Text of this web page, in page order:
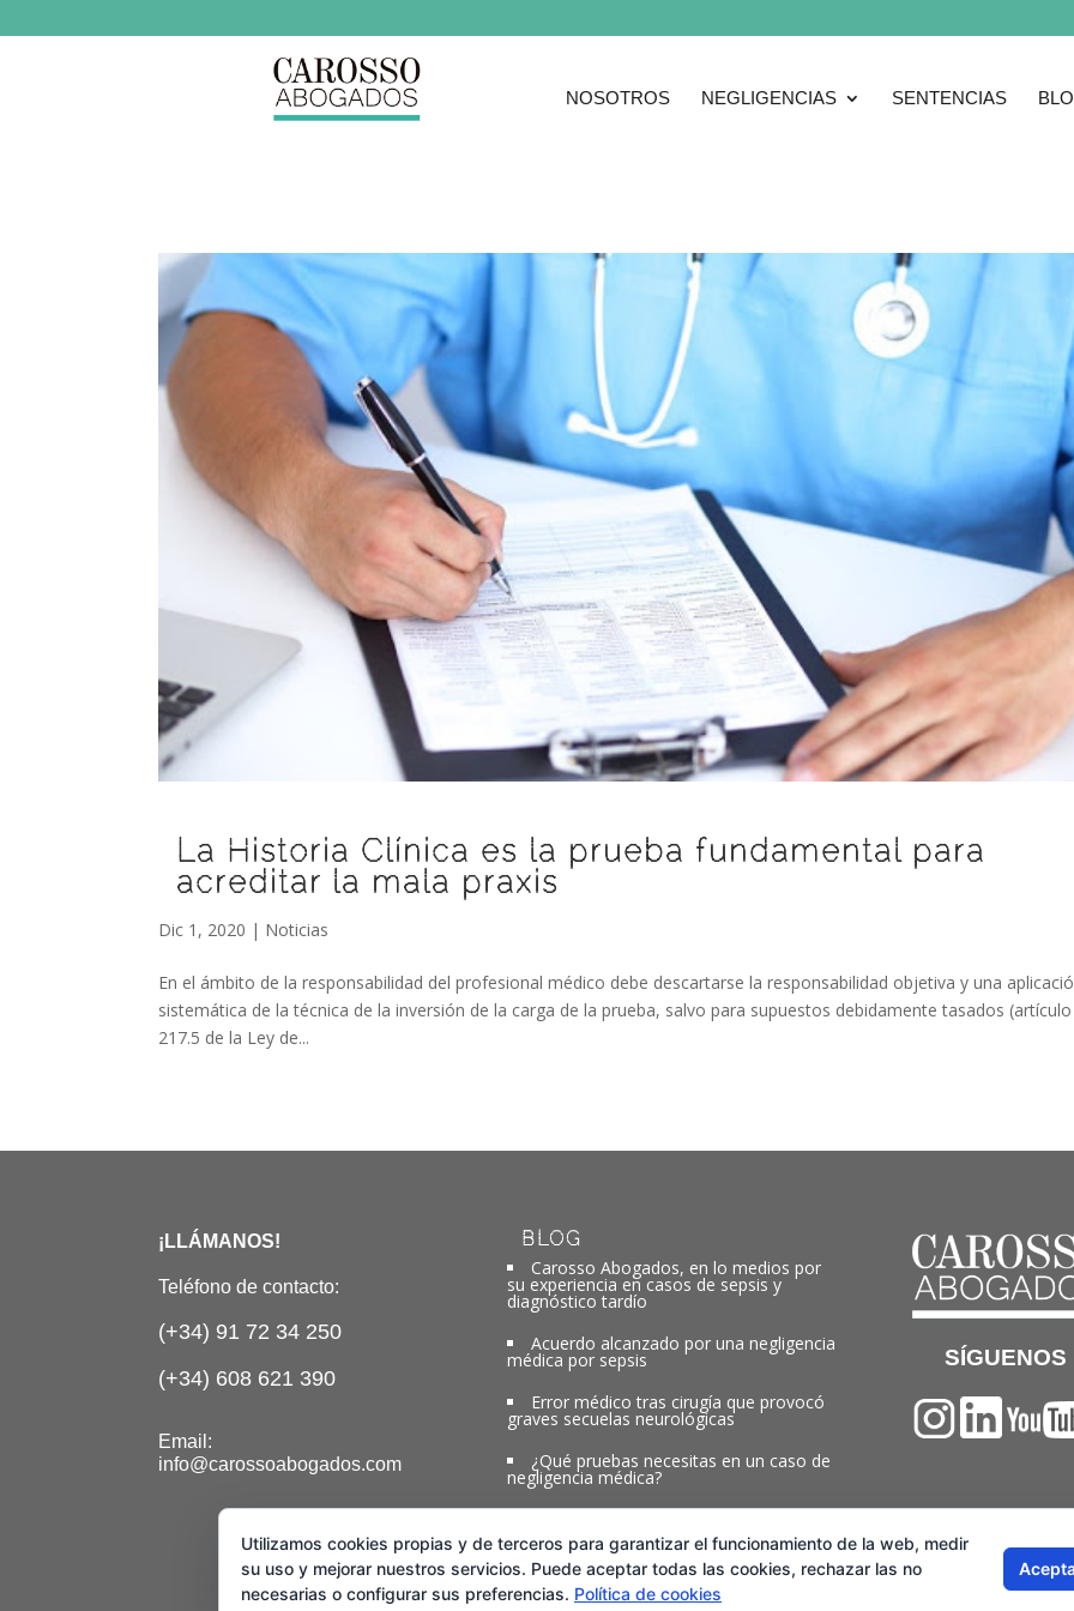
NOSOTROS NEGLIGENCIAS SENTENCIAS
La Historia Clínica es la prueba fundamental para
acreditar la mala praxis
Dic 1, 2020 | Noticias
En el ámbito de la responsabilidad del profesional médico debe descartarse la responsabilidad objetiva y una
sistemática de la técnica de la inversión de la carga de la prueba, salvo para supuestos debidamente tasados (artículo
217.5 de la Ley de...
¡LLÁMANOS!
Teléfono de contacto:
(+34) 91 72 34 250
(+34) 608 621 390
Email:
info@carossoabogados.com
BLOG
Carosso Abogados, en lo medios por
su experiencia en casos de sepsis y
diagnóstico tardío
Acuerdo alcanzado por una negligencia
médica por sepsis
Error médico tras cirugía que provocó
graves secuelas neurológicas
¿Qué pruebas necesitas en un caso de
negligencia médica?
SÍGUENOS
Utilizamos cookies propias y de terceros para garantizar el funcionamiento de la web, medir
su uso y mejorar nuestros servicios. Puede aceptar todas las cookies, rechazar las no
necesarias o configurar sus preferencias. Política de cookies